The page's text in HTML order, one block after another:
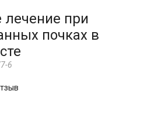
лечение при
почках в
6